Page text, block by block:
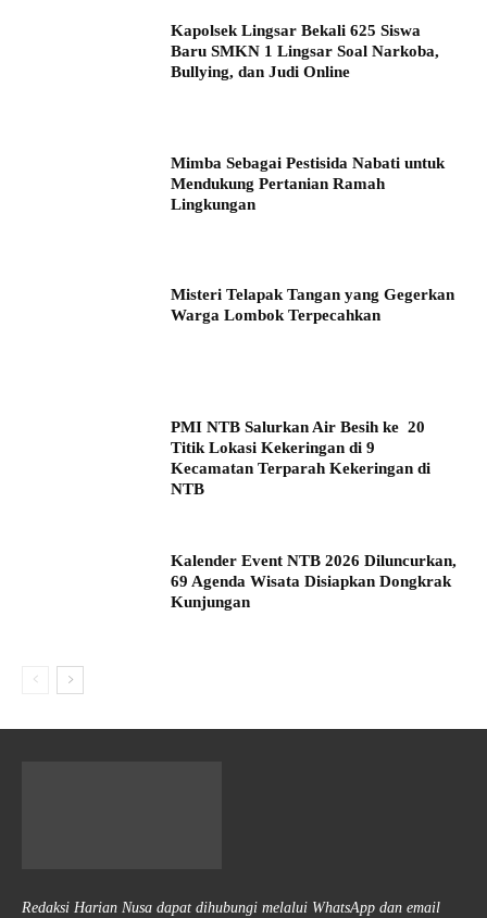
Kapolsek Lingsar Bekali 625 Siswa
Baru SMKN 1 Lingsar Soal Narkoba,
Bullying, dan Judi Online
Mimba Sebagai Pestisida Nabati untuk
Mendukung Pertanian Ramah
Lingkungan
Misteri Telapak Tangan yang Gegerkan
Warga Lombok Terpecahkan
PMI NTB Salurkan Air Besih ke 20
Titik Lokasi Kekeringan di 9
Kecamatan Terparah Kekeringan di
NTB
Kalender Event NTB 2026 Diluncurkan,
69 Agenda Wisata Disiapkan Dongkrak
Kunjungan
Redaksi Harian Nusa dapat dihubungi melalui WhatsApp dan email